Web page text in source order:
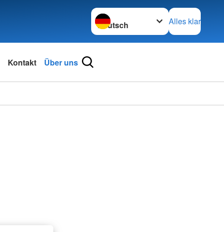
Sprache wechseln zu
Alles klar
Kontakt Über uns